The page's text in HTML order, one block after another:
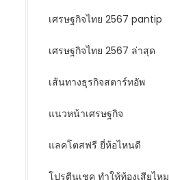
เศรษฐกิจไทย 2567 pantip
เศรษฐกิจไทย 2567 ล่าสุด
เส้นทางธุรกิจสตาร์ทอัพ
แนวหน้าเศรษฐกิจ
แลคโตสฟรี ยี่ห้อไหนดี
โปรตีนเชค ทำให้ท้องเสียไหม